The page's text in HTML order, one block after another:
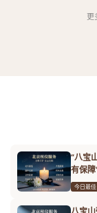
更
“八宝
有保障
今日最佳